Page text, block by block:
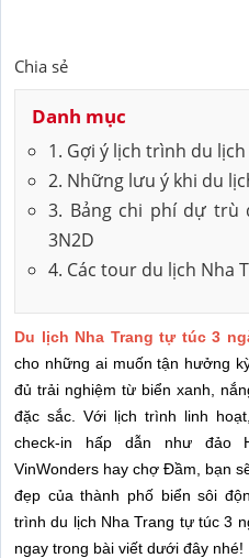
Chia sẻ
Danh mục
1. Gợi ý lịch trình du
2. Những lưu ý khi du
3. Bảng chi phí dự trù
3N2D
4. Các tour du lịch Nha
Du lịch Nha Trang tự túc 3
cho những ai muốn tận hưởng
đủ trải nghiệm từ biển xanh,
đặc sắc. Với lịch trình linh
check-in hấp dẫn như đảo
VinWonders hay chợ Đầm, bạn
đẹp của thành phố biển sôi
trình du lịch Nha Trang tự túc 3
ngay trong bài viết dưới đây nhé!